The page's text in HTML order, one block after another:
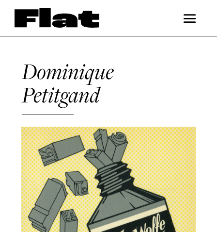
Dominique
Petitgand